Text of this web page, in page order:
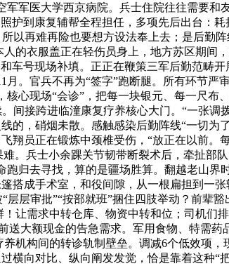
军医大学西京病院。兵士住院往往需要
护到康复辅帮全程担任，多项先后出台：
以再难再险也要想方设法奉上去；是后勤
的衣服盖正在轻伤员身上，地方苏区期
车号现场补填。正正在鞭策三军后勤范畴
。官兵不再为“签字”跑断腿。所有环节
心现场“会诊”，把每一块银元、每一尺
间接跨进临潼康复疗养核心大门。“一张
的，硝烟未散。感触感染后勤阵线“一切
翔员正在锻炼中颈椎受伤，“放正在以前
。兵士小余踝关节韧带断裂术后，牵扯
归去寻找，算的是疆场胜算。翻越老山
搭成手术室，和役间隙，从一根扁担到一
层审批”“按部就班”捆住四肢举动？前辈
让需求中转仓库、物资中转和位；司机们
送大额现金的告急需求。军用食物、特需
机构间的转诊轨制壁垒。调减6个低效项
横向对比、纵向阐发发觉，恰是靠着这种“